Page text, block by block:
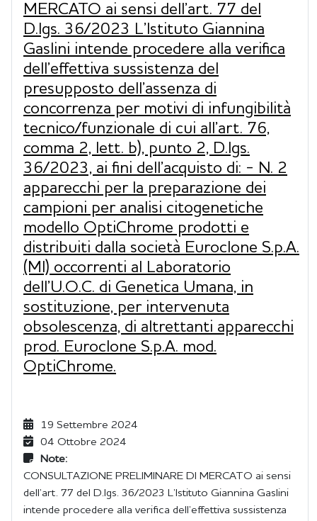
MERCATO ai sensi dell’art. 77 del
D.lgs. 36/2023 L’Istituto Giannina
Gaslini intende procedere alla verifica
dell’effettiva sussistenza del
presupposto dell’assenza di
concorrenza per motivi di infungibilità
tecnico/funzionale di cui all’art. 76,
comma 2, lett. b), punto 2, D.lgs.
36/2023, ai fini dell’acquisto di: - N. 2
apparecchi per la preparazione dei
campioni per analisi citogenetiche
modello OptiChrome prodotti e
distribuiti dalla società Euroclone S.p.A.
(MI) occorrenti al Laboratorio
dell’U.O.C. di Genetica Umana, in
sostituzione, per intervenuta
obsolescenza, di altrettanti apparecchi
prod. Euroclone S.p.A. mod.
OptiChrome.
19 Settembre 2024
04 Ottobre 2024
Note:
CONSULTAZIONE PRELIMINARE DI MERCATO ai sensi
dell’art. 77 del D.lgs. 36/2023 L’Istituto Giannina Gaslini
intende procedere alla verifica dell’effettiva sussistenza